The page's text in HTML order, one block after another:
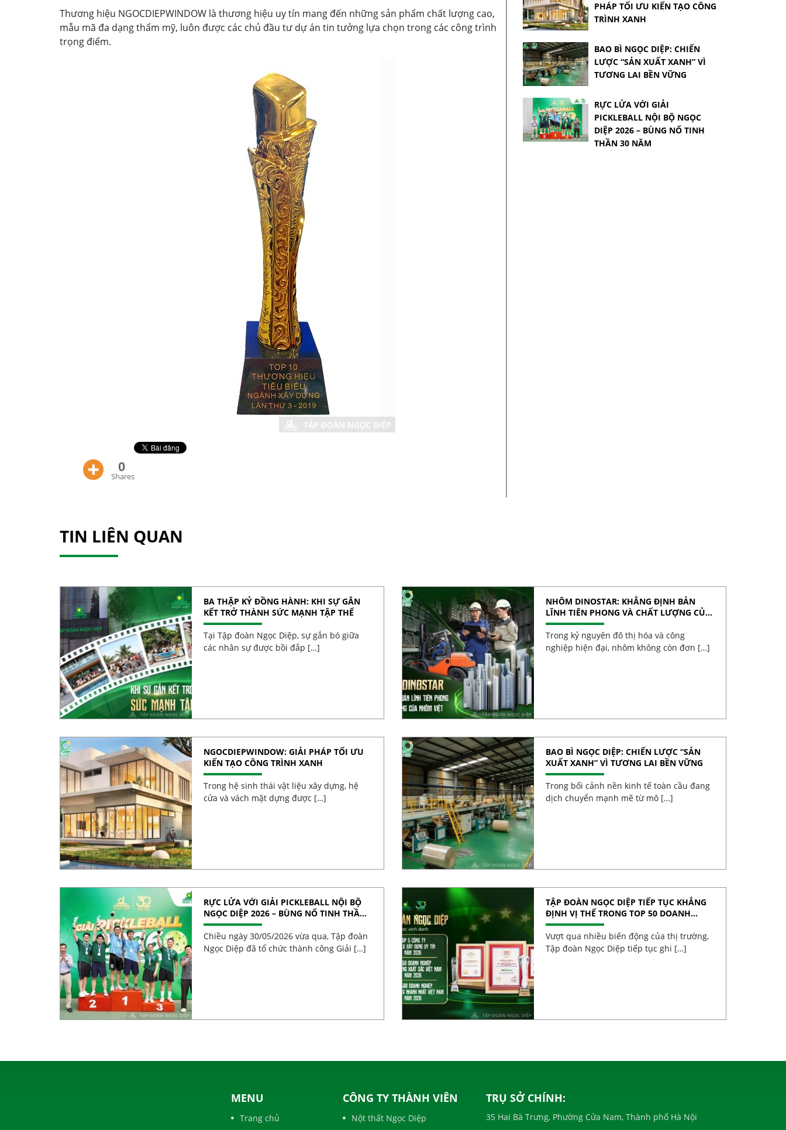
Thương hiệu NGOCDIEPWINDOW là thương hiệu uy tín mang đến những sản phẩm chất lượng cao,
mẫu mã đa dạng thẩm mỹ, luôn được các chủ đầu tư dự án tin tưởng lựa chọn trong các công trình
trọng điểm.
0
Shares
PHÁP TỐI ƯU KIẾN TẠO CÔNG
TRÌNH XANH
BAO BÌ NGỌC DIỆP: CHIẾN
LƯỢC “SẢN XUẤT XANH” VÌ
TƯƠNG LAI BỀN VỮNG
RỰC LỬA VỚI GIẢI
PICKLEBALL NỘI BỘ NGỌC
DIỆP 2026 – BÙNG NỔ TINH
THẦN 30 NĂM
TIN LIÊN QUAN
BA THẬP KỶ ĐỒNG HÀNH: KHI SỰ GẮN
KẾT TRỞ THÀNH SỨC MẠNH TẬP THỂ
Tại Tập đoàn Ngọc Diệp, sự gắn bó giữa
các nhân sự được bồi đắp […]
NHÔM DINOSTAR: KHẲNG ĐỊNH BẢN
LĨNH TIÊN PHONG VÀ CHẤT LƯỢNG CỦA
NHÔM VIỆT
Trong kỷ nguyên đô thị hóa và công
nghiệp hiện đại, nhôm không còn đơn […]
NGOCDIEPWINDOW: GIẢI PHÁP TỐI ƯU
KIẾN TẠO CÔNG TRÌNH XANH
Trong hệ sinh thái vật liệu xây dựng, hệ
cửa và vách mặt dựng được […]
BAO BÌ NGỌC DIỆP: CHIẾN LƯỢC “SẢN
XUẤT XANH” VÌ TƯƠNG LAI BỀN VỮNG
Trong bối cảnh nền kinh tế toàn cầu đang
dịch chuyển mạnh mẽ từ mô […]
RỰC LỬA VỚI GIẢI PICKLEBALL NỘI BỘ
NGỌC DIỆP 2026 – BÙNG NỔ TINH THẦN
30 NĂM
Chiều ngày 30/05/2026 vừa qua, Tập đoàn
Ngọc Diệp đã tổ chức thành công Giải […]
TẬP ĐOÀN NGỌC DIỆP TIẾP TỤC KHẲNG
ĐỊNH VỊ THẾ TRONG TOP 50 DOANH
NGHIỆP TĂNG TRƯỞNG XUẤT SẮC VIỆT
NAM 2026
Vượt qua nhiều biến động của thị trường,
Tập đoàn Ngọc Diệp tiếp tục ghi […]
MENU
Trang chủ
CÔNG TY THÀNH VIÊN
Nột thất Ngọc Diệp
TRỤ SỞ CHÍNH:
35 Hai Bà Trưng, Phường Cửa Nam, Thành phố Hà Nội